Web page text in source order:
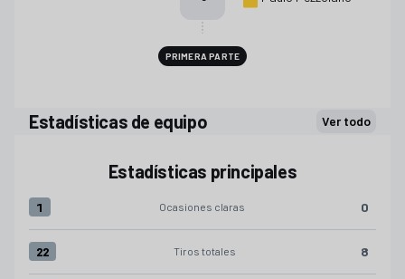
PRIMERA PARTE
Estadísticas de equipo Ver todo
Estadísticas principales
Ocasiones claras:Sevilla FC 1 versus Real Valladolid CF 0
1 Ocasiones claras 0
Tiros totales:Sevilla FC 22 versus Real Valladolid CF 8
22 Tiros totales 8